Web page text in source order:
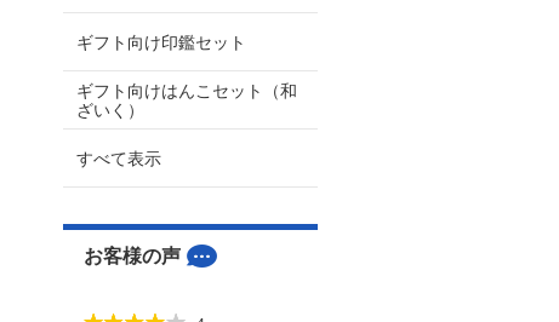
ギフト向け印鑑セット
ギフト向けはんこセット（和
ざいく）
すべて表示
お客様の声